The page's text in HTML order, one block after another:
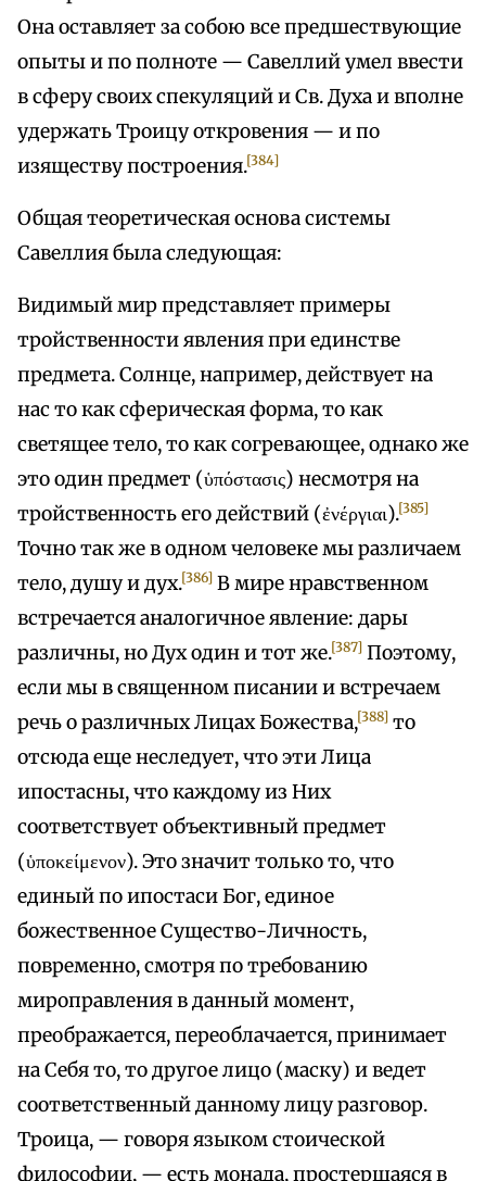
Она оставляет за собою все предшествующие
опыты и по полноте — Савеллий умел ввести
в сферу своих спекуляций и Св. Духа и вполне
удержать Троицу откровения — и по
изяществу построения.[384]
Общая теоретическая основа системы
Савеллия была следующая:
Видимый мир представляет примеры
тройственности явления при единстве
предмета. Солнце, например, действует на
нас то как сферическая форма, то как
светящее тело, то как согревающее, однако же
это один предмет (ὑπόστασις) несмотря на
тройственность его действий (ἐνέργιαι).[385]
Точно так же в одном человеке мы различаем
тело, душу и дух.[386] В мире нравственном
встречается аналогичное явление: дары
различны, но Дух один и тот же.[387] Поэтому,
если мы в священном писании и встречаем
речь о различных Лицах Божества,[388] то
отсюда еще неследует, что эти Лица
ипостасны, что каждому из Них
соответствует объективный предмет
(ὑποκείμενον). Это значит только то, что
единый по ипостаси Бог, единое
божественное Существо-Личность,
повременно, смотря по требованию
мироправления в данный момент,
преображается, переоблачается, принимает
на Себя то, то другое лицо (маску) и ведет
соответственный данному лицу разговор.
Троица, — говоря языком стоической
философии, — есть монада, простершаяся в